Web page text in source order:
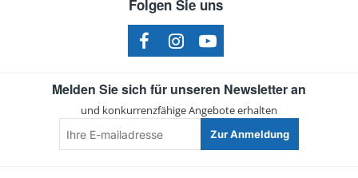
Folgen Sie uns
Melden Sie sich für unseren Newsletter an
und konkurrenzfähige Angebote erhalten
E-
mailadresse
Zur Anmeldung